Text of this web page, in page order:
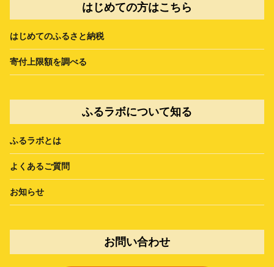
はじめての方はこちら
はじめてのふるさと納税
寄付上限額を調べる
ふるラボについて知る
ふるラボとは
よくあるご質問
お知らせ
お問い合わせ